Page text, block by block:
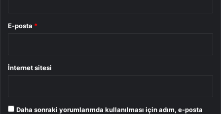
E-posta *
İnternet sitesi
Daha sonraki yorumlarımda kullanılması için adım, e-posta